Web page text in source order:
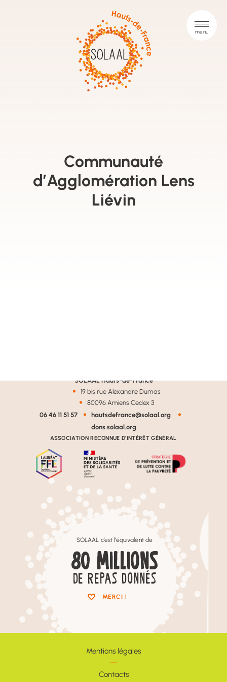
Communauté
d’Agglomération Lens
Liévin
SOLAAL c’est l’équivalent de
80 MILLIONS
DE REPAS DONNÉS
MERCI !
SOLAAL Hauts-de-France
19 bis rue Alexandre Dumas
80096 Amiens Cedex 3
06 46 11 51 57
hautsdefrance@solaal.org
dons.solaal.org
ASSOCIATION RECONNUE D’INTÉRÊT GÉNÉRAL
Mentions légales
Contacts